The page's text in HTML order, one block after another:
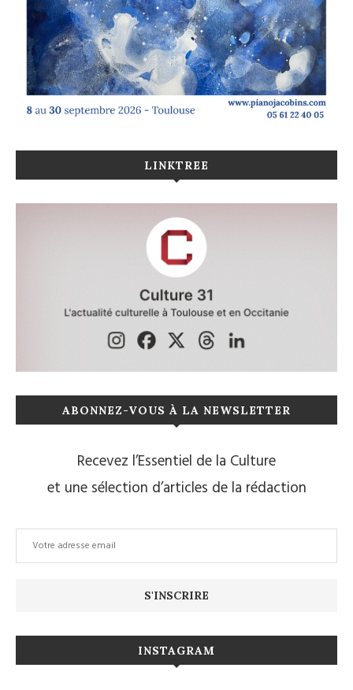
LINKTREE
ABONNEZ-VOUS À LA NEWSLETTER
Recevez l’Essentiel de la Culture
et une sélection d’articles de la rédaction
INSTAGRAM